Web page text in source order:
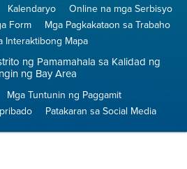
Kalendaryo
Online na mga Serbisyo
Form
Mga Pagkakataon sa Trabaho
Interaktibong Mapa
ng Pamamahala sa Kalidad ng
ng Bay Area
Mga Tuntunin ng Paggamit
Patakaran sa Social Media